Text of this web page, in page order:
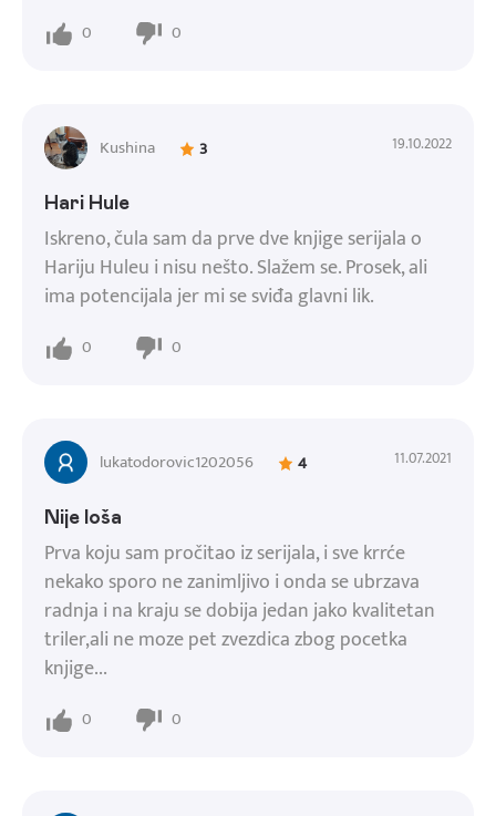
0 0
Kushina 3 19.10.2022
Hari Hule
Iskreno, čula sam da prve dve knjige serijala o
Hariju Huleu i nisu nešto. Slažem se. Prosek, ali
ima potencijala jer mi se sviđa glavni lik.
0 0
lukatodorovic1202056 4 11.07.2021
Nije loša
Prva koju sam pročitao iz serijala, i sve krrće
nekako sporo ne zanimljivo i onda se ubrzava
radnja i na kraju se dobija jedan jako kvalitetan
triler,ali ne moze pet zvezdica zbog pocetka
knjige...
0 0